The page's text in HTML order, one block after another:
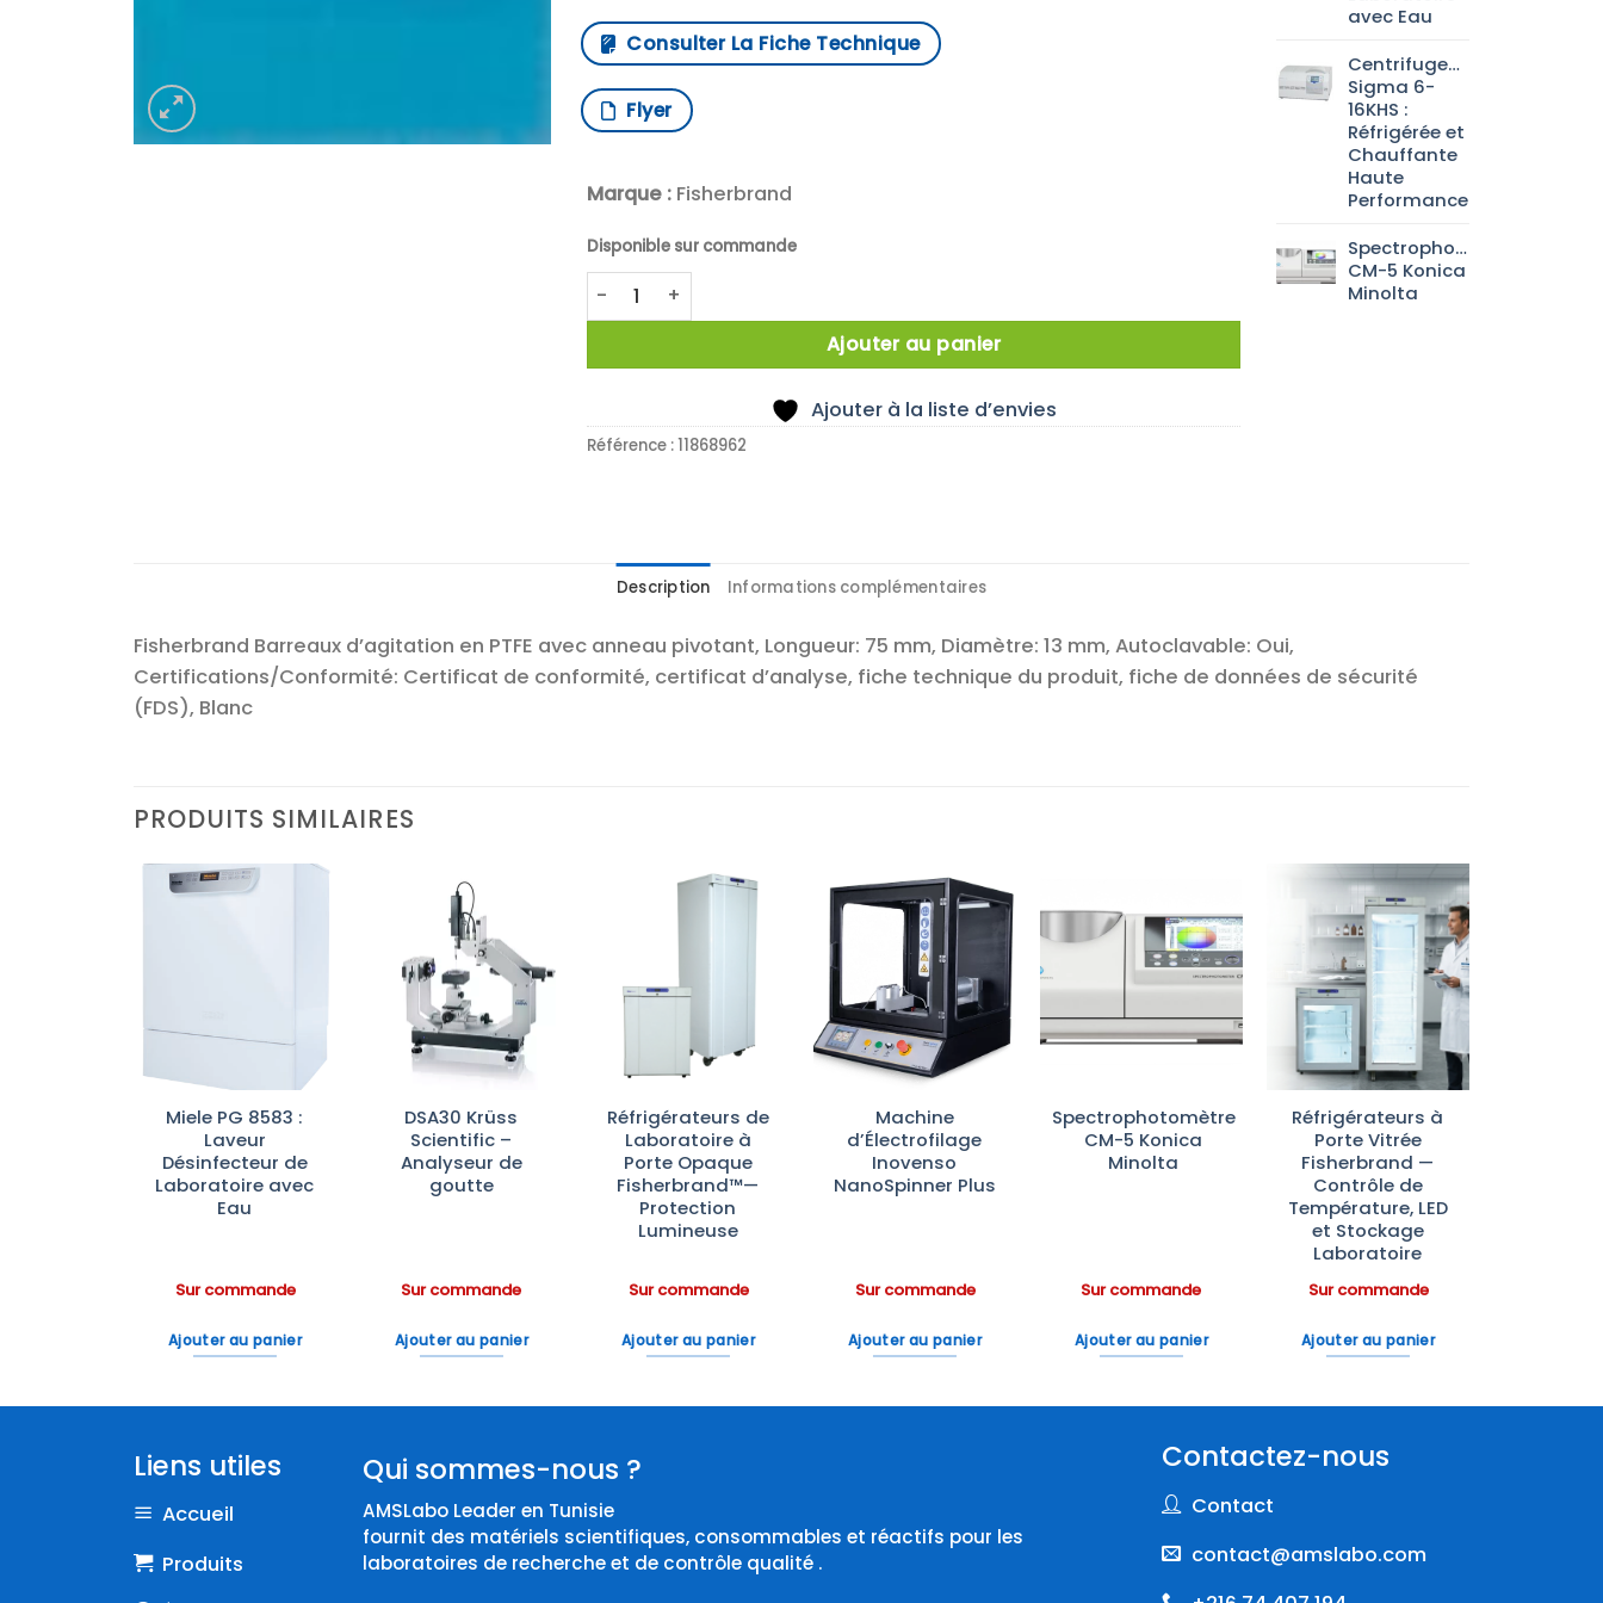
Consulter La Fiche Technique
Flyer
Marque :Fisherbrand
Disponible sur commande
quantité de X5 MONOMOLD+ANNEAU PTFE 75X13MM
Ajouter au panier
Ajouter à la liste d’envies
Référence :11868962
avec Eau
Centrifugeuse
Sigma 6-
16KHS :
Réfrigérée et
Chauffante
Haute
Performance
Spectrophotomètre
CM-5 Konica
Minolta
Description Informations complémentaires
Fisherbrand Barreaux d’agitation en PTFE avec anneau pivotant, Longueur: 75 mm, Diamètre: 13 mm, Autoclavable: Oui,
Certifications/Conformité: Certificat de conformité, certificat d’analyse, fiche technique du produit, fiche de données de sécurité
(FDS), Blanc
PRODUITS SIMILAIRES
Miele PG 8583 :
Laveur
Désinfecteur de
Laboratoire avec
Eau
Sur commande
Ajouter au panier
Ajouter
à la liste
d’envies
DSA30 Krüss
Scientific –
Analyseur de
goutte
Sur commande
Ajouter au panier
Réfrigérateurs de
Laboratoire à
Porte Opaque
Fisherbrand™—
Protection
Lumineuse
Sur commande
Ajouter au panier
Ajouter
à la liste
d’envies
Machine
d’Électrofilage
Inovenso
NanoSpinner Plus
Sur commande
Ajouter au panier
Ajouter
Spectrophotomètre
CM-5 Konica
Minolta
Sur commande
Ajouter au panier
Ajouter
à la liste
d’envies
Réfrigérateurs à
Porte Vitrée
Fisherbrand —
Contrôle de
Température, LED
et Stockage
Laboratoire
Sur commande
Ajouter au panier
Liens utiles
Accueil
Produits
Qui sommes-nous ?
AMSLabo Leader en Tunisie
fournit des matériels scientifiques, consommables et réactifs pour les
laboratoires de recherche et de contrôle qualité .
Contactez-nous
Contact
contact@amslabo.com